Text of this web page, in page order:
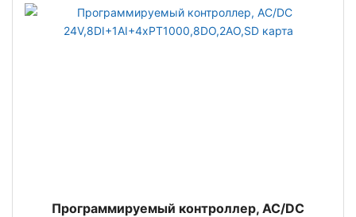
Программируемый контроллер, AC/DC